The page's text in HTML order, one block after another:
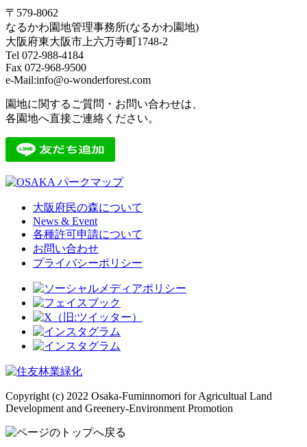
〒579-8062
なるかわ園地管理事務所(なるかわ園地)
大阪府東大阪市上六万寺町1748-2
Tel 072-988-4184
Fax 072-968-9500
e-Mail:info@o-wonderforest.com
園地に関するご質問・お問い合わせは、
各園地へ直接ご連絡ください。
大阪府民の森について
News & Event
各種許可申請について
お問い合わせ
プライバシーポリシー
Copyright (c) 2022 Osaka-Fuminnomori for Agricultual Land
Development and Greenery-Environment Promotion